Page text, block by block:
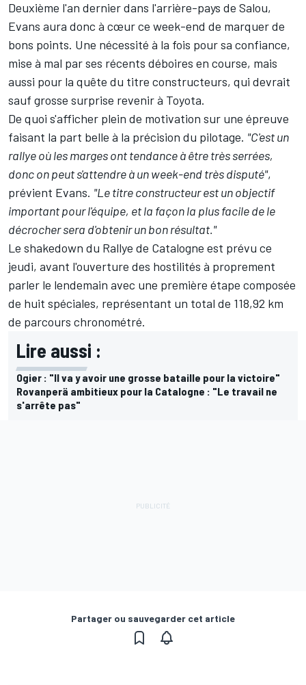
Deuxième l'an dernier dans l'arrière-pays de Salou,
Evans aura donc à cœur ce week-end de marquer de
bons points. Une nécessité à la fois pour sa confiance,
mise à mal par ses récents déboires en course, mais
aussi pour la quête du titre constructeurs, qui devrait
sauf grosse surprise revenir à Toyota.
De quoi s'afficher plein de motivation sur une épreuve
faisant la part belle à la précision du pilotage. "C'est un
rallye où les marges ont tendance à être très serrées,
donc on peut s'attendre à un week-end très disputé",
prévient Evans. "Le titre constructeur est un objectif
important pour l'équipe, et la façon la plus facile de le
décrocher sera d'obtenir un bon résultat."
Le shakedown du Rallye de Catalogne est prévu ce
jeudi, avant l'ouverture des hostilités à proprement
parler le lendemain avec une première étape composée
de huit spéciales, représentant un total de 118,92 km
de parcours chronométré.
Lire aussi :
Ogier : "Il va y avoir une grosse bataille pour la victoire"
Rovanperä ambitieux pour la Catalogne : "Le travail ne
s'arrête pas"
Partager ou sauvegarder cet article